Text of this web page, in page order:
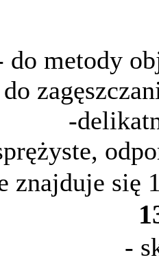
do metody
-
znajduje się
-